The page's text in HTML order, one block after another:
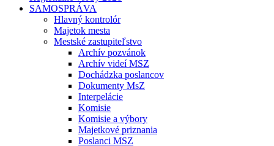
SAMOSPRÁVA
Hlavný kontrolór
Majetok mesta
Mestské zastupiteľstvo
Archív pozvánok
Archív videí MSZ
Dochádzka poslancov
Dokumenty MsZ
Interpelácie
Komisie
Komisie a výbory
Majetkové priznania
Poslanci MSZ